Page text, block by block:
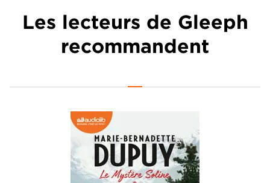
Les lecteurs de Gleeph
recommandent